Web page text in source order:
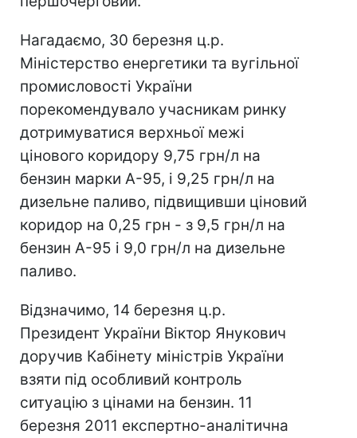
Нагадаємо, 30 березня ц.р.
Міністерство енергетики та вугільної
промисловості України
порекомендувало учасникам ринку
дотримуватися верхньої межі
цінового коридору 9,75 грн/л на
бензин марки А-95, і 9,25 грн/л на
дизельне паливо, підвищивши ціновий
коридор на 0,25 грн - з 9,5 грн/л на
бензин А-95 і 9,0 грн/л на дизельне
паливо.
Відзначимо, 14 березня ц.р.
Президент України Віктор Янукович
доручив Кабінету міністрів України
взяти під особливий контроль
ситуацію з цінами на бензин. 11
березня 2011 експертно-аналітична